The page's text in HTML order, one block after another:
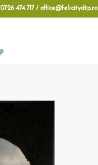
0726 474 717 / office@felicitydtp.ro